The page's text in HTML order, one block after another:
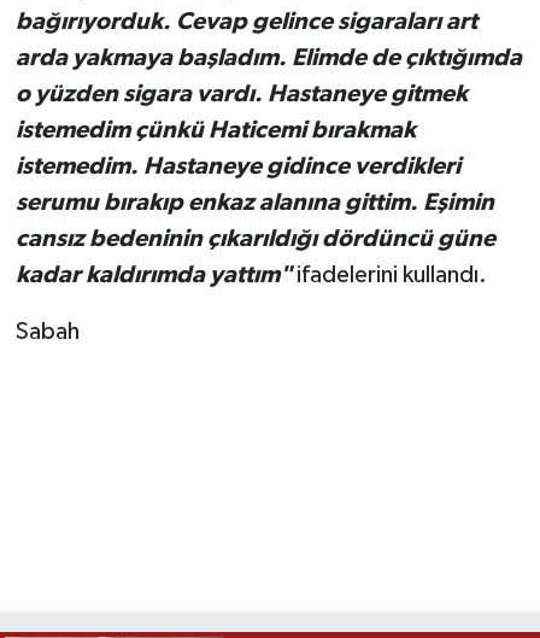
bağırıyorduk. Cevap gelince sigaraları art
arda yakmaya başladım. Elimde de çıktığımda
o yüzden sigara vardı. Hastaneye gitmek
istemedim çünkü Haticemi bırakmak
istemedim. Hastaneye gidince verdikleri
serumu bırakıp enkaz alanına gittim. Eşimin
cansız bedeninin çıkarıldığı dördüncü güne
kadar kaldırımda yattım"ifadelerini kullandı.
Sabah